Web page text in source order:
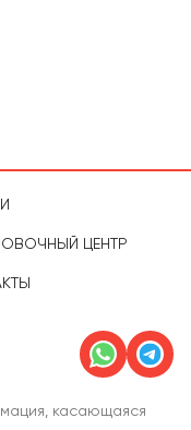
ЦЕНТР
касающаяся